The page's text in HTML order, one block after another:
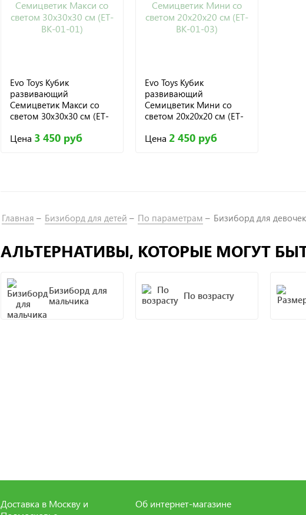
Evo Toys Кубик
развивающий
Семицветик Макси со
светом 30х30х30 см (ET-
Цена 3 450 руб
Evo Toys Кубик
развивающий
Семицветик Мини со
светом 20х20х20 см (ET-
Цена 2 450 руб
Главная Бизиборд для детей По параметрам Бизиборд для девочек
АЛЬТЕРНАТИВЫ, КОТОРЫЕ МОГУТ
Бизиборд для
мальчика
По возрасту
Доставка в Москву и
Об интернет-магазине